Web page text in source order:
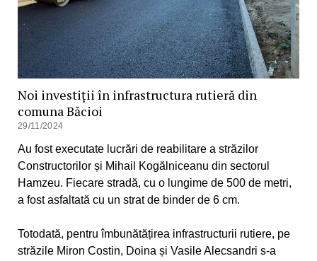
Noi investiții în infrastructura rutieră din
comuna Băcioi
29/11/2024
Au fost executate lucrări de reabilitare a străzilor
Constructorilor și Mihail Kogălniceanu din sectorul
Hamzeu. Fiecare stradă, cu o lungime de 500 de metri,
a fost asfaltată cu un strat de binder de 6 cm.
Totodată, pentru îmbunătățirea infrastructurii rutiere, pe
străzile Miron Costin, Doina și Vasile Alecsandri s-a